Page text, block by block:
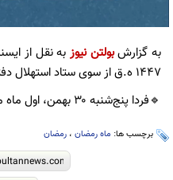
به گزارشبولتن نیوز به نقل از
۱۴۴۷ ه‌.ق از سوی ستاد استهلال دفتر مقام معظم رهبری منتشر شد.
🔹فردا پنج‌شنبه ۳۰ بهمن‌، اول ماه مبارک رمضان است.
برچسب ها: ماه رمضان ، رمضان